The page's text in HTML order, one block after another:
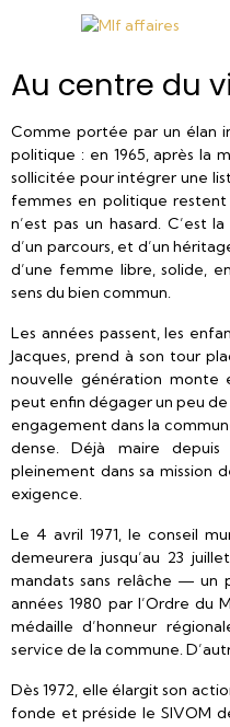
Au centre du
Comme portée par un élan
politique : en 1965, après la
sollicitée pour intégrer une
femmes en politique
n’est pas un hasard. C’est
d’un parcours, et d’un
d’une femme libre, solide,
sens du bien commun.
Les années passent, les
Jacques, prend à son tour
nouvelle génération monte
peut enfin dégager un peu
engagement dans la
dense. Déjà maire depuis
pleinement dans sa mission
exigence.
Le 4 avril 1971, le conseil
demeurera jusqu’au 23
mandats sans relâche — un
années 1980 par l’Ordre du
médaille d’honneur
service de la commune.
Dès 1972, elle élargit son
fonde et préside le SIVOM